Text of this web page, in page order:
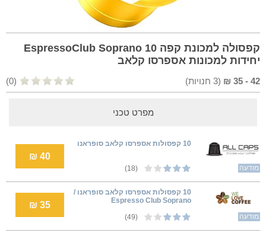
קפסולה למכונת קפה EspressoClub Soprano 10
יחידות למכונות אספרסו קלאב
42
-
35
₪
(
3 חנויות) (0)
מפרט טכני
מודעה
10 קפסולות אספרסו קלאב סופראנו
(18)
40 ₪
מודעה
10 קפסולות אספרסו קלאב סופראנו /
Espresso Club Soprano
(49)
35 ₪